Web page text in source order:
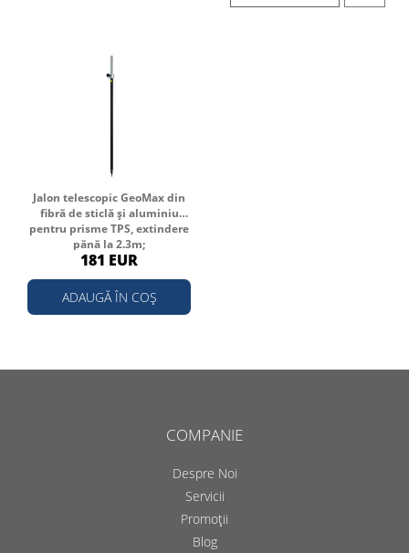
Jalon telescopic GeoMax din
fibră de sticlă și aluminiu
pentru prisme TPS, extindere
pănă la 2.3m;
181 EUR
ADAUGĂ ÎN COȘ
COMPANIE
Despre Noi
Servicii
Promoții
Blog